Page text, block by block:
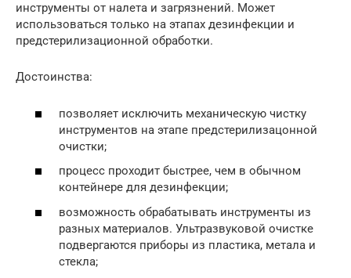
инструменты от налета и загрязнений. Может
использоваться только на этапах дезинфекции и
предстерилизационной обработки.
Достоинства:
позволяет исключить механическую чистку
инструментов на этапе предстерилизацонной
очистки;
процесс проходит быстрее, чем в обычном
контейнере для дезинфекции;
возможность обрабатывать инструменты из
разных материалов. Ультразвуковой очистке
подвергаются приборы из пластика, метала и
стекла;